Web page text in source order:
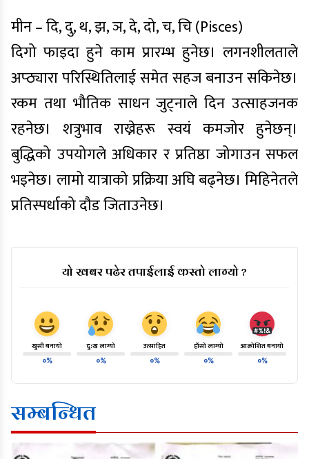
मीन – दि, दु, थ, झ, ञ, दे, दो, च, चि (Pisces)
दिगो फाइदा हुने काम प्रारम्भ हुनेछ। लगनशीलताले
अप्ठ्यारा परिस्थितिलाई समेत सहज बनाउन सकिनेछ।
रकम तथा भौतिक साधन जुट्नाले दिन उत्साहजनक
रहनेछ। शत्रुभाव राख्नेहरू स्वयं कमजोर हुनेछन्।
बुद्धिको उपयोगले अधिकार र प्रतिष्ठा जोगाउन सफल
भइनेछ। लामो यात्राको प्रक्रिया अघि बढ्नेछ। मिहिनेतले
प्रतिस्पर्धाको दौड जिताउनेछ।
यो खबर पढेर तपाईलाई कस्तो लाग्यो ?
खुसी बनायो
०%
दु:ख लाग्यो
०%
उत्साहित
०%
हाँसो लाग्यो
०%
आक्रोशित बनायो
०%
सम्बन्धित